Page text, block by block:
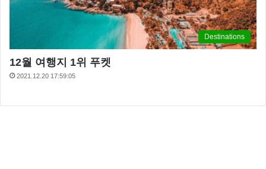
Destinations
12월 여행지 1위 푸켓
2021.12.20 17:59:05